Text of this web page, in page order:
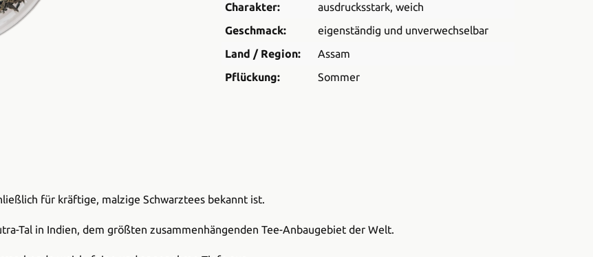
Charakter: ausdrucksstark, weich
Geschmack:
eigenständig und unverwechselbar
Land / Region:
Assam
Pflückung:
Sommer
für kräftige, malzige Schwarztees bekannt ist.
Tal in Indien, dem größten zusammenhängenden Tee-Anbaugebiet der Welt.